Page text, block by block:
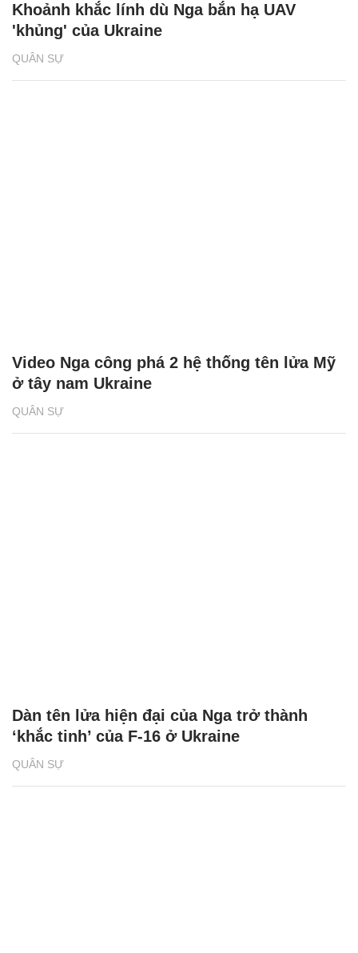
QUÂN SỰ
Khoảnh khắc lính dù Nga bắn hạ UAV
'khủng' của Ukraine
QUÂN SỰ
Video Nga công phá 2 hệ thống tên lửa Mỹ
ở tây nam Ukraine
QUÂN SỰ
Dàn tên lửa hiện đại của Nga trở thành
‘khắc tinh’ của F-16 ở Ukraine